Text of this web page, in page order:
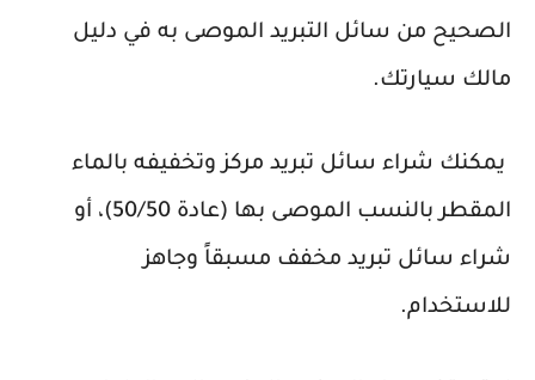
الصحيح من سائل التبريد الموصى به في دليل
مالك سيارتك.
يمكنك شراء سائل تبريد مركز وتخفيفه بالماء
المقطر بالنسب الموصى بها (عادة 50/50)، أو
شراء سائل تبريد مخفف مسبقاً وجاهز
للاستخدام.